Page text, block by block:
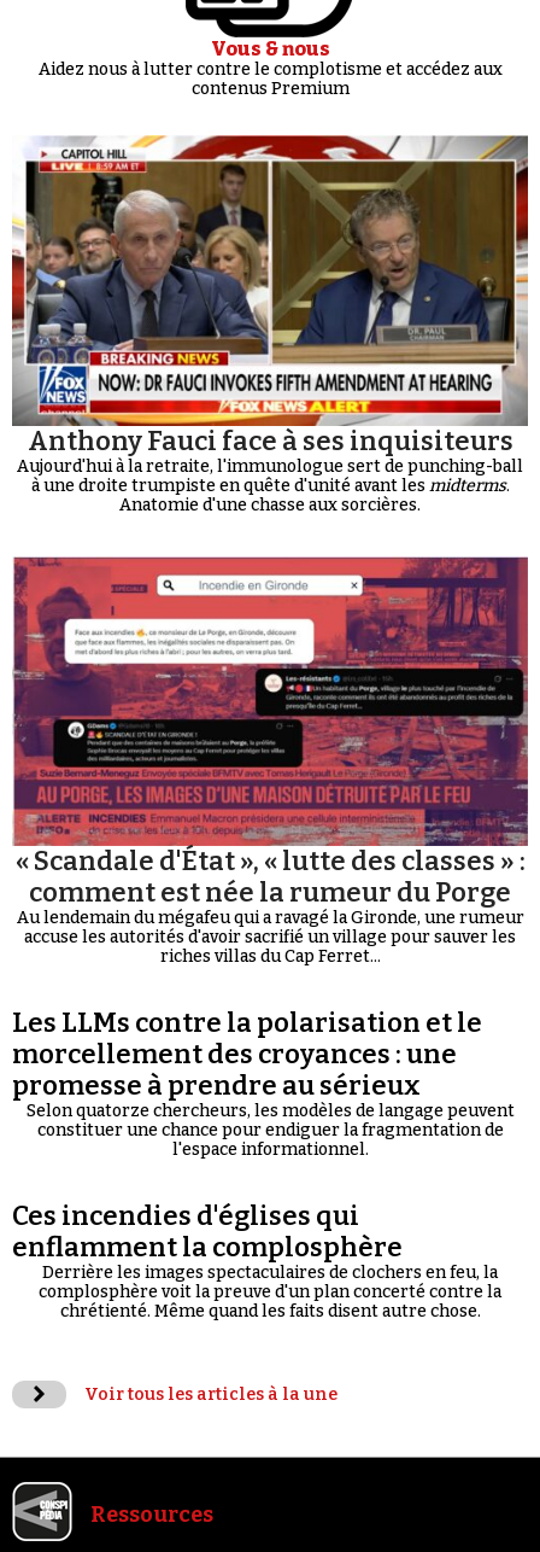
Vous & nous
Aidez nous à lutter contre le complotisme et accédez aux
contenus Premium
Anthony Fauci face à ses inquisiteurs
Aujourd'hui à la retraite, l'immunologue sert de punching-ball
à une droite trumpiste en quête d'unité avant les midterms.
Anatomie d'une chasse aux sorcières.
« Scandale d'État », « lutte des classes » :
comment est née la rumeur du Porge
Au lendemain du mégafeu qui a ravagé la Gironde, une rumeur
accuse les autorités d'avoir sacrifié un village pour sauver les
riches villas du Cap Ferret...
Les LLMs contre la polarisation et le
morcellement des croyances : une
promesse à prendre au sérieux
Selon quatorze chercheurs, les modèles de langage peuvent
constituer une chance pour endiguer la fragmentation de
l'espace informationnel.
Ces incendies d'églises qui
enflamment la complosphère
Derrière les images spectaculaires de clochers en feu, la
complosphère voit la preuve d'un plan concerté contre la
chrétienté. Même quand les faits disent autre chose.
Voir tous les articles à la une
Ressources